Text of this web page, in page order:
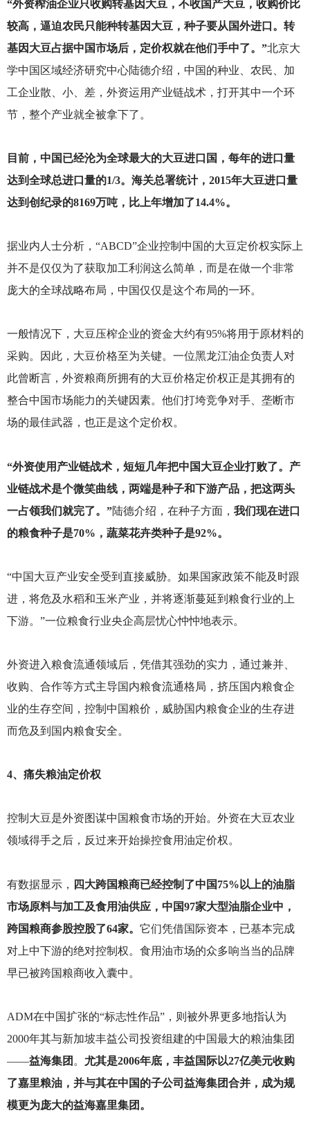
“外资榨油企业只收购转基因大豆，不收国产大豆，收购价比
较高，逼迫农民只能种转基因大豆，种子要从国外进口。转
基因大豆占据中国市场后，定价权就在他们手中了。”北京大
学中国区域经济研究中心陆德介绍，中国的种业、农民、加
工企业散、小、差，外资运用产业链战术，打开其中一个环
节，整个产业就全被拿下了。
目前，中国已经沦为全球最大的大豆进口国，每年的进口量
达到全球总进口量的1/3。海关总署统计，2015年大豆进口量
达到创纪录的8169万吨，比上年增加了14.4%。
据业内人士分析，“ABCD”企业控制中国的大豆定价权实际上
并不是仅仅为了获取加工利润这么简单，而是在做一个非常
庞大的全球战略布局，中国仅仅是这个布局的一环。
一般情况下，大豆压榨企业的资金大约有95%将用于原材料的
采购。因此，大豆价格至为关键。一位黑龙江油企负责人对
此曾断言，外资粮商所拥有的大豆价格定价权正是其拥有的
整合中国市场能力的关键因素。他们打垮竞争对手、垄断市
场的最佳武器，也正是这个定价权。
“外资使用产业链战术，短短几年把中国大豆企业打败了。产
业链战术是个微笑曲线，两端是种子和下游产品，把这两头
一占领我们就完了。”陆德介绍，在种子方面， 我们现在进口
的粮食种子是70%，蔬菜花卉类种子是92%。
“中国大豆产业安全受到直接威胁。如果国家政策不能及时跟
进，将危及水稻和玉米产业，并将逐渐蔓延到粮食行业的上
下游。”一位粮食行业央企高层忧心忡忡地表示。
外资进入粮食流通领域后，凭借其强劲的实力，通过兼并、
收购、合作等方式主导国内粮食流通格局，挤压国内粮食企
业的生存空间，控制中国粮价，威胁国内粮食企业的生存进
而危及到国内粮食安全。
4、痛失粮油定价权
控制大豆是外资图谋中国粮食市场的开始。外资在大豆农业
领域得手之后，反过来开始操控食用油定价权。
有数据显示， 四大跨国粮商已经控制了中国75%以上的油脂
市场原料与加工及食用油供应，中国97家大型油脂企业中，
跨国粮商参股控股了64家。 它们凭借国际资本，已基本完成
对上中下游的绝对控制权。食用油市场的众多响当当的品牌
早已被跨国粮商收入囊中。
ADM在中国扩张的“标志性作品”，则被外界更多地指认为
2000年其与新加坡丰益公司投资组建的中国最大的粮油集团
——益海集团 。 尤其是2006年底，丰益国际以27亿美元收购
了嘉里粮油，并与其在中国的子公司益海集团合并，成为规
模更为庞大的益海嘉里集团。